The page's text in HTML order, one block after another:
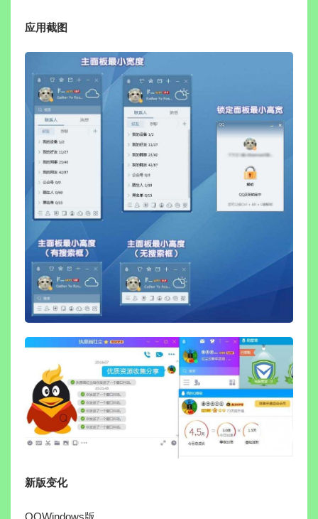
应用截图
新版变化
QQWindows版